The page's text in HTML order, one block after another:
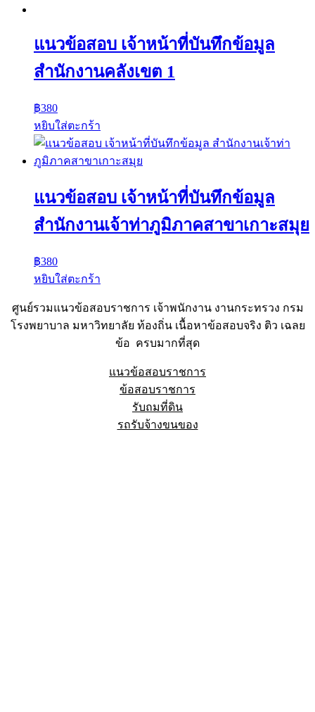
แนวข้อสอบ เจ้าหน้าที่บันทึกข้อมูล
สำนักงานคลังเขต 1
฿380
หยิบใส่ตะกร้า
แนวข้อสอบ เจ้าหน้าที่บันทึกข้อมูล
สำนักงานเจ้าท่าภูมิภาคสาขาเกาะสมุย
฿380
หยิบใส่ตะกร้า
ศูนย์รวมแนวข้อสอบราชการ เจ้าพนักงาน งานกระทรวง กรม
โรงพยาบาล มหาวิทยาลัย ท้องถิ่น เนื้อหาข้อสอบจริง ติว เฉลย
ข้อ ครบมากที่สุด
แนวข้อสอบราชการ
ข้อสอบราชการ
รับถมที่ดิน
รถรับจ้างขนของ